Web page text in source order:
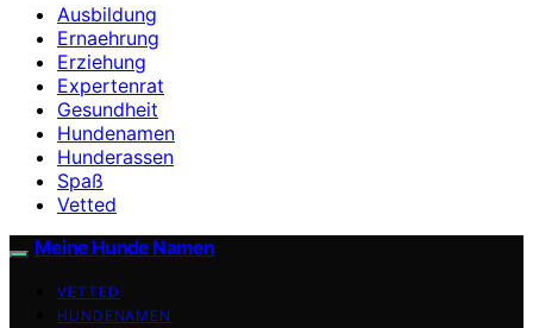
Ausbildung
Ernaehrung
Erziehung
Expertenrat
Gesundheit
Hundenamen
Hunderassen
Spaß
Vetted
Meine Hunde Namen
VETTED
HUNDENAMEN